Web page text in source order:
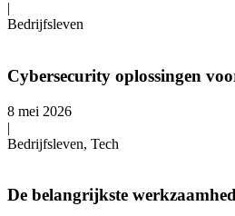
|
Bedrijfsleven
Cybersecurity oplossingen
8 mei 2026
|
Bedrijfsleven, Tech
De belangrijkste